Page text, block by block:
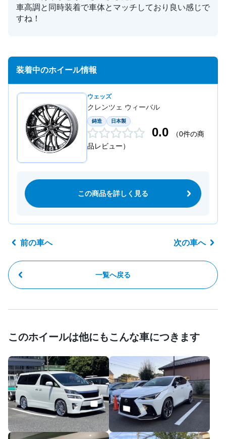
車高調と同時装着で車体とマッチしており良い感じで
すね！
装着中のホイール情報
ウェッズ
クレンツェ ウィーバル
鋳造 日本製
0.0
（0件の商
品レビュー）
この商品を詳しく見る
前の車へ
一覧へ戻る
次の車へ
このホイールは他にもこんな車につきます